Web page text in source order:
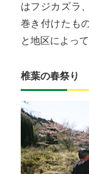
はフジカズラ
巻き付けたも
と地区によっ
椎葉の春祭り